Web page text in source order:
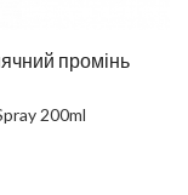
промінь
200ml